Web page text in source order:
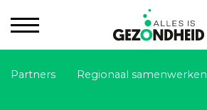
Partners Regionaal samenwerken